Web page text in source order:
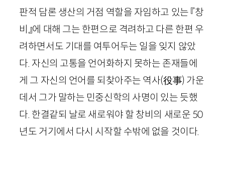
판적 담론 생산의 거점 역할을 자임하고 있는 『창
비』에 대해 그는 한편으로 격려하고 다른 한편 우
려하면서도 기대를 여투어두는 일을 잊지 않았
다. 자신의 고통을 언어화하지 못하는 존재들에
게 그 자신의 언어를 되찾아주는 역사(役事) 가운
데서 그가 말하는 민중신학의 사명이 있는 듯했
다. 한결같되 날로 새로워야 할 창비의 새로운 50
년도 거기에서 다시 시작할 수밖에 없을 것이다.